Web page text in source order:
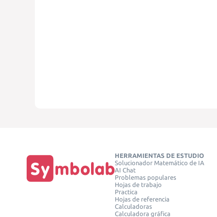
HERRAMIENTAS DE ESTUDIO
Solucionador Matemático de IA
AI Chat
Problemas populares
Hojas de trabajo
Practica
Hojas de referencia
Calculadoras
Calculadora gráfica